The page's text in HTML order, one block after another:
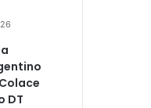
DT